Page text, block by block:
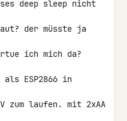
deep sleep nicht
der müsste ja
ich mich da?
ESP2866 in
zum laufen. mit 2xAA